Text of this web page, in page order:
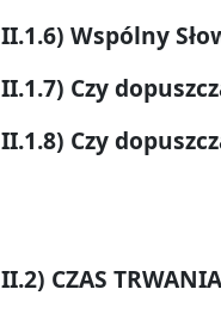
II.1.6) Wspólny
II.1.7) Czy
II.1.8) Czy
II.2) CZAS